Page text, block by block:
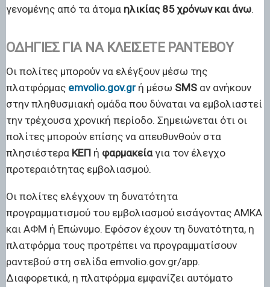
γενομένης από τα άτομα ηλικίας 85 χρόνων και άνω.
ΟΔΗΓΊΕΣ ΓΙΑ ΝΑ ΚΛΕΊΣΕΤΕ ΡΑΝΤΕΒΟΎ
Οι πολίτες μπορούν να ελέγξουν μέσω της
πλατφόρμας emvolio.gov.gr ή μέσω SMS αν ανήκουν
στην πληθυσμιακή ομάδα που δύναται να εμβολιαστεί
την τρέχουσα χρονική περίοδο. Σημειώνεται ότι οι
πολίτες μπορούν επίσης να απευθυνθούν στα
πλησιέστερα ΚΕΠ ή φαρμακείαγια τον έλεγχο
προτεραιότητας εμβολιασμού.
Οι πολίτες ελέγχουν τη δυνατότητα
προγραμματισμού του εμβολιασμού εισάγοντας ΑΜΚΑ
και ΑΦΜ ή Επώνυμο. Εφόσον έχουν τη δυνατότητα, η
πλατφόρμα τους προτρέπει να προγραμματίσουν
ραντεβού στη σελίδα emvolio.gov.gr/app.
Διαφορετικά, η πλατφόρμα εμφανίζει αυτόματο